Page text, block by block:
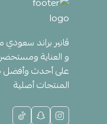
ڤانير براند
و العناية
على أحدث وأفضل
المنتجات أصلية